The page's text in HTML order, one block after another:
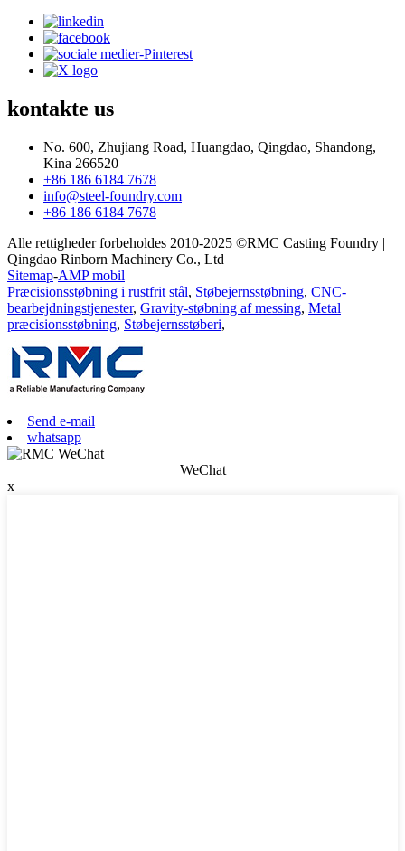
kontakte us
No. 600, Zhujiang Road, Huangdao, Qingdao, Shandong,
Kina 266520
+86 186 6184 7678
info@steel-foundry.com
+86 186 6184 7678
Alle rettigheder forbeholdes 2010-2025 ©RMC Casting Foundry |
Qingdao Rinborn Machinery Co., Ltd
Sitemap-AMP mobil
Præcisionsstøbning i rustfrit stål, Støbejernsstøbning, CNC-
bearbejdningstjenester, Gravity-støbning af messing, Metal
præcisionsstøbning, Støbejernsstøberi,
Send e-mail
whatsapp
WeChat
x